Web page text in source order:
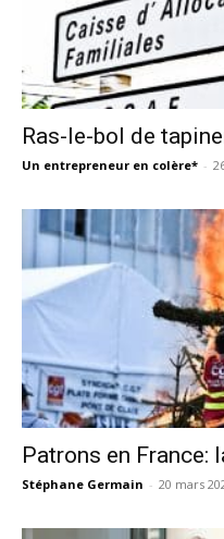
Ras-le-bol de
Un entrepreneur en colère* -
Patrons en France:
Stéphane Germain - 20 mars